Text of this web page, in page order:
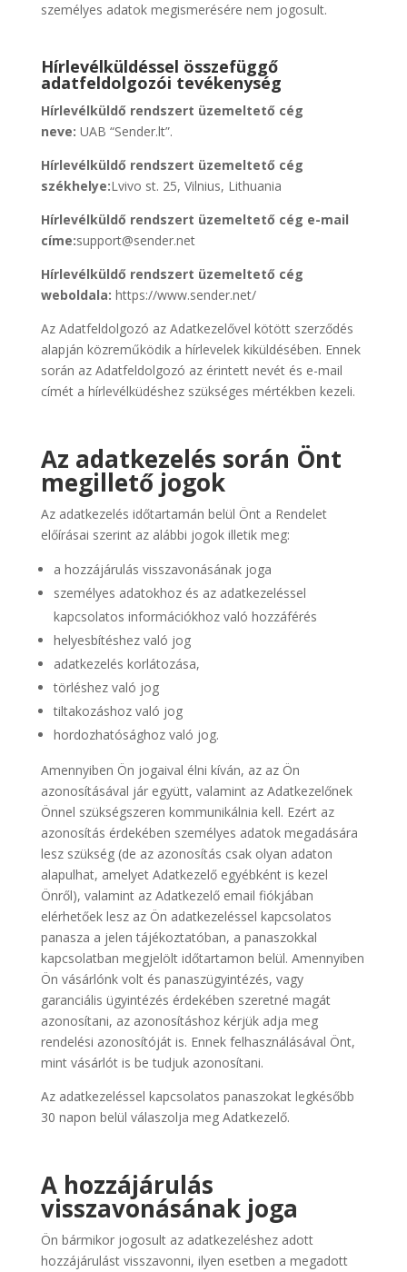
személyes adatok megismerésére nem jogosult.
Hírlevélküldéssel összefüggő
adatfeldolgozói tevékenység
Hírlevélküldő rendszert üzemeltető cég
neve: UAB “Sender.lt”.
Hírlevélküldő rendszert üzemeltető cég
székhelye:Lvivo st. 25, Vilnius, Lithuania
Hírlevélküldő rendszert üzemeltető cég e-mail
címe:support@sender.net
Hírlevélküldő rendszert üzemeltető cég
weboldala: https://www.sender.net/
Az Adatfeldolgozó az Adatkezelővel kötött szerződés
alapján közreműködik a hírlevelek kiküldésében. Ennek
során az Adatfeldolgozó az érintett nevét és e-mail
címét a hírlevélküdéshez szükséges mértékben kezeli.
Az adatkezelés során Önt
megillető jogok
Az adatkezelés időtartamán belül Önt a Rendelet
előírásai szerint az alábbi jogok illetik meg:
a hozzájárulás visszavonásának joga
személyes adatokhoz és az adatkezeléssel
kapcsolatos információkhoz való hozzáférés
helyesbítéshez való jog
adatkezelés korlátozása,
törléshez való jog
tiltakozáshoz való jog
hordozhatósághoz való jog.
Amennyiben Ön jogaival élni kíván, az az Ön
azonosításával jár együtt, valamint az Adatkezelőnek
Önnel szükségszeren kommunikálnia kell. Ezért az
azonosítás érdekében személyes adatok megadására
lesz szükség (de az azonosítás csak olyan adaton
alapulhat, amelyet Adatkezelő egyébként is kezel
Önről), valamint az Adatkezelő email fiókjában
elérhetőek lesz az Ön adatkezeléssel kapcsolatos
panasza a jelen tájékoztatóban, a panaszokkal
kapcsolatban megjelölt időtartamon belül. Amennyiben
Ön vásárlónk volt és panaszügyintézés, vagy
garanciális ügyintézés érdekében szeretné magát
azonosítani, az azonosításhoz kérjük adja meg
rendelési azonosítóját is. Ennek felhasználásával Önt,
mint vásárlót is be tudjuk azonosítani.
Az adatkezeléssel kapcsolatos panaszokat legkésőbb
30 napon belül válaszolja meg Adatkezelő.
A hozzájárulás
visszavonásának joga
Ön bármikor jogosult az adatkezeléshez adott
hozzájárulást visszavonni, ilyen esetben a megadott